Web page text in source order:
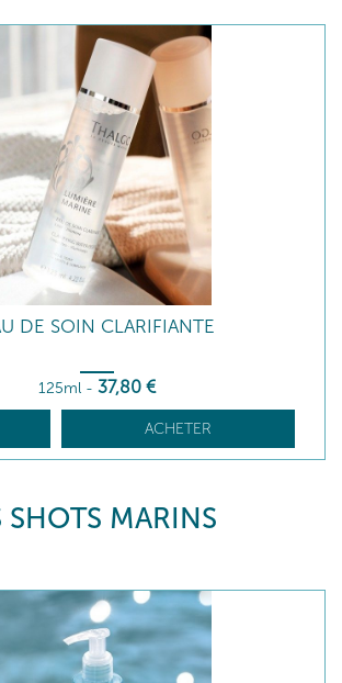
DE SOIN CLARIFIANTE
125ml - 37,80 €
ACHETER
SHOTS MARINS